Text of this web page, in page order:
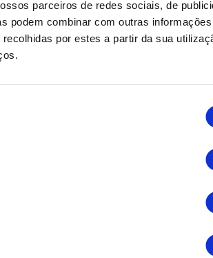
parceiros de redes sociais, de
podem combinar com outras
recolhidas por estes a partir da sua